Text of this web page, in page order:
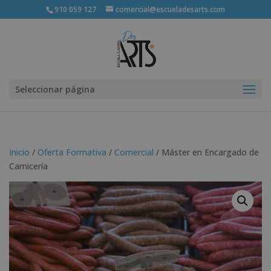
910 059 127 comercial@escueladesarts.com
Seleccionar página
Inicio / Oferta Formativa / Comercial / Máster en Encargado de
Carnicería